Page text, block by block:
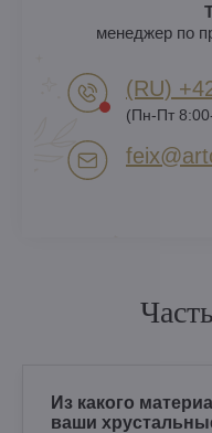
менеджер по
(RU)
(Пн-Пт
Из какого
ваши